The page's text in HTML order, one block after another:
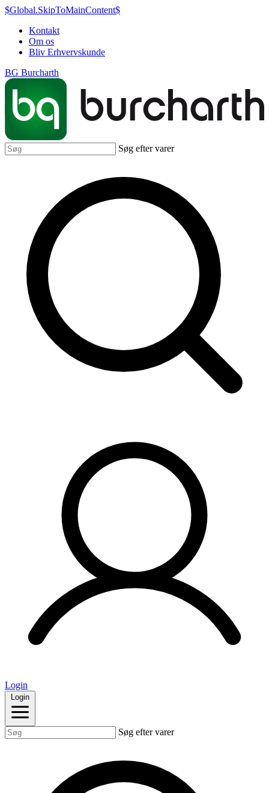
$Global.SkipToMainContent$
Kontakt
Om os
Bliv Erhvervskunde
BG Burcharth
Søg efter varer
Login
Login
Søg efter varer